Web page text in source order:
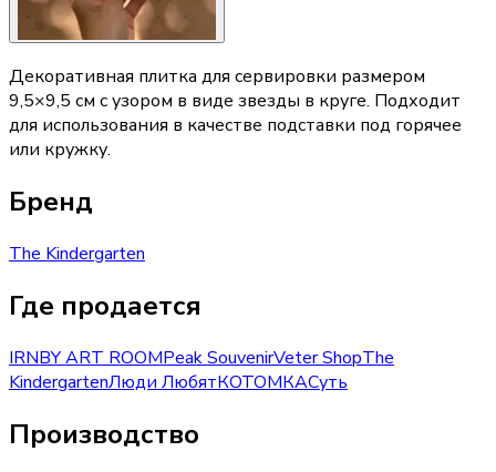
Декоративная плитка для сервировки размером
9,5×9,5 см с узором в виде звезды в круге. Подходит
для использования в качестве подставки под горячее
или кружку.
Бренд
The Kindergarten
Где продается
IRNBY ART ROOMPeak SouvenirVeter ShopThe
KindergartenЛюди ЛюбятКОТОМКАСуть
Производство